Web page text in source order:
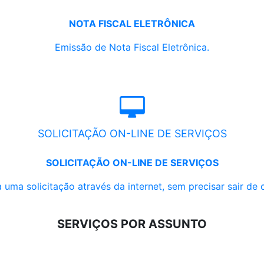
NOTA FISCAL ELETRÔNICA
Emissão de Nota Fiscal Eletrônica.
SOLICITAÇÃO ON-LINE DE SERVIÇOS
SOLICITAÇÃO ON-LINE DE SERVIÇOS
uma solicitação através da internet, sem precisar sair de
SERVIÇOS POR ASSUNTO